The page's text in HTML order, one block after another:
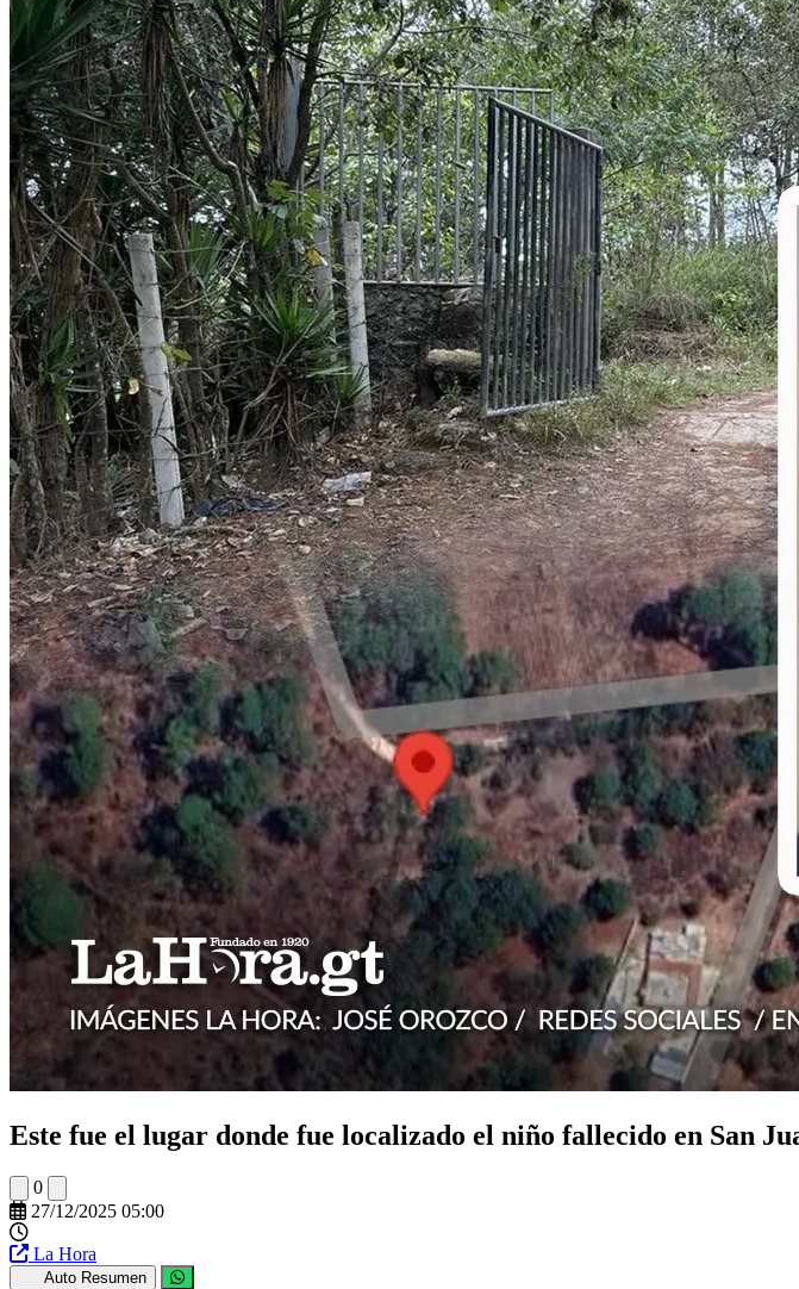
Este fue el lugar donde fue localizado el niño fallecido en San
0
27/12/2025 05:00
La Hora
Auto Resumen